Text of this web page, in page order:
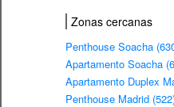
Zonas cercanas
Penthouse Soacha
Apartamento Soacha
Apartamento Duplex
Penthouse Madrid